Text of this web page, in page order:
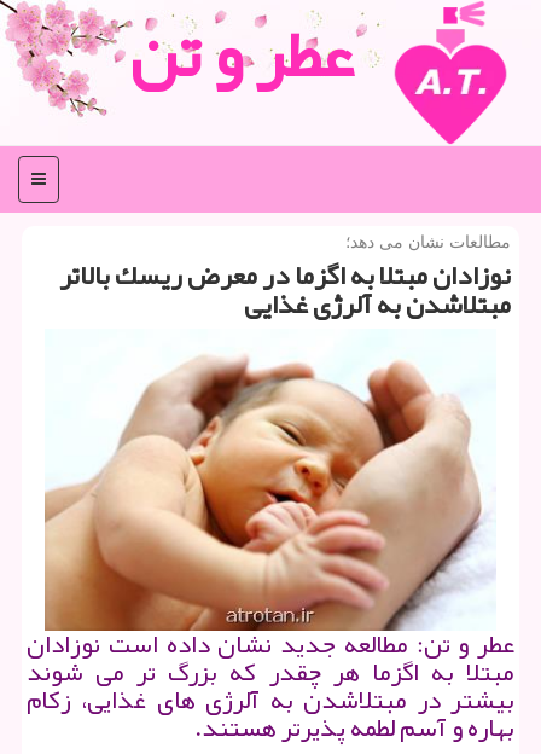
عطر و تن
منو
مطالعات نشان می دهد؛
نوزادان مبتلا به اگزما در معرض ریسك بالاتر
مبتلاشدن به آلرژی غذایی
عطر و تن: مطالعه جدید نشان داده است نوزادان
مبتلا به اگزما هر چقدر كه بزرگ تر می شوند
بیشتر در مبتلاشدن به آلرژی های غذایی، زكام
بهاره و آسم لطمه پذیرتر هستند.